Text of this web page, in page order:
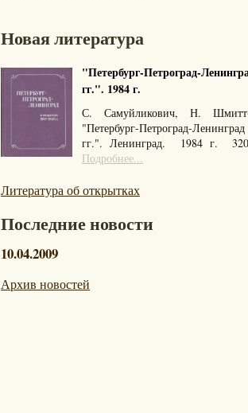
Новая литература
"Петербург-Петроград-
гг.". 1984 г.
С. Самуйликович, Н.
"Петербург-Петроград-
гг.". Ленинград. 1984 г.
Подробнее...
Литература об открытках
Последние новости
10.04.2009
Архив новостей